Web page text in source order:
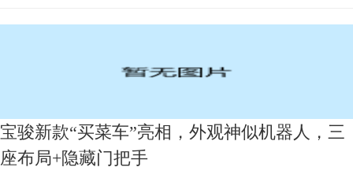
宝骏新款“买菜车”亮相，外观神似机器人，三
座布局+隐藏门把手